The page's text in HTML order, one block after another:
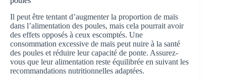
Il peut être tentant d’augmenter la proportion de maïs
dans l’alimentation des poules, mais cela pourrait avoir
des effets opposés à ceux escomptés. Une
consommation excessive de maïs peut nuire à la santé
des poules et réduire leur capacité de ponte. Assurez-
vous que leur alimentation reste équilibrée en suivant les
recommandations nutritionnelles adaptées.